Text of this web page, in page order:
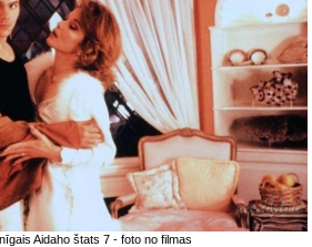
Aidaho štats 7 - foto no filmas